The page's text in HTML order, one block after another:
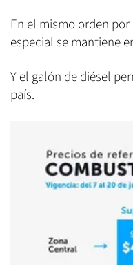
En el mismo orden
especial se mantiene
Y el galón de diésel
país.